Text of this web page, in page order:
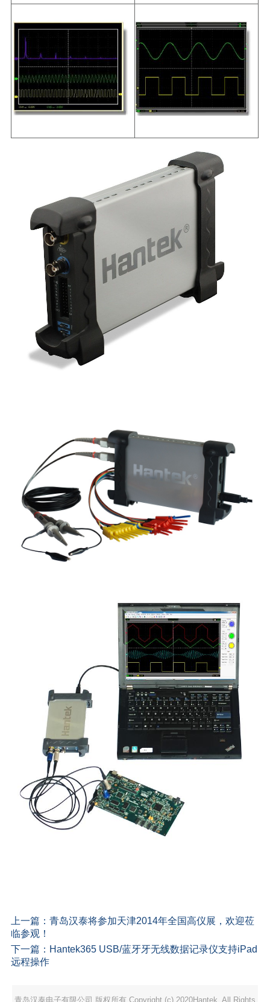
上一篇：青岛汉泰将参加天津2014年全国高仪展，欢迎莅
临参观！
下一篇： Hantek365 USB/蓝牙牙无线数据记录仪支持iPad
远程操作
青岛汉泰电子有限公司 版权所有 Copyright (c) 2020Hantek. All Rights